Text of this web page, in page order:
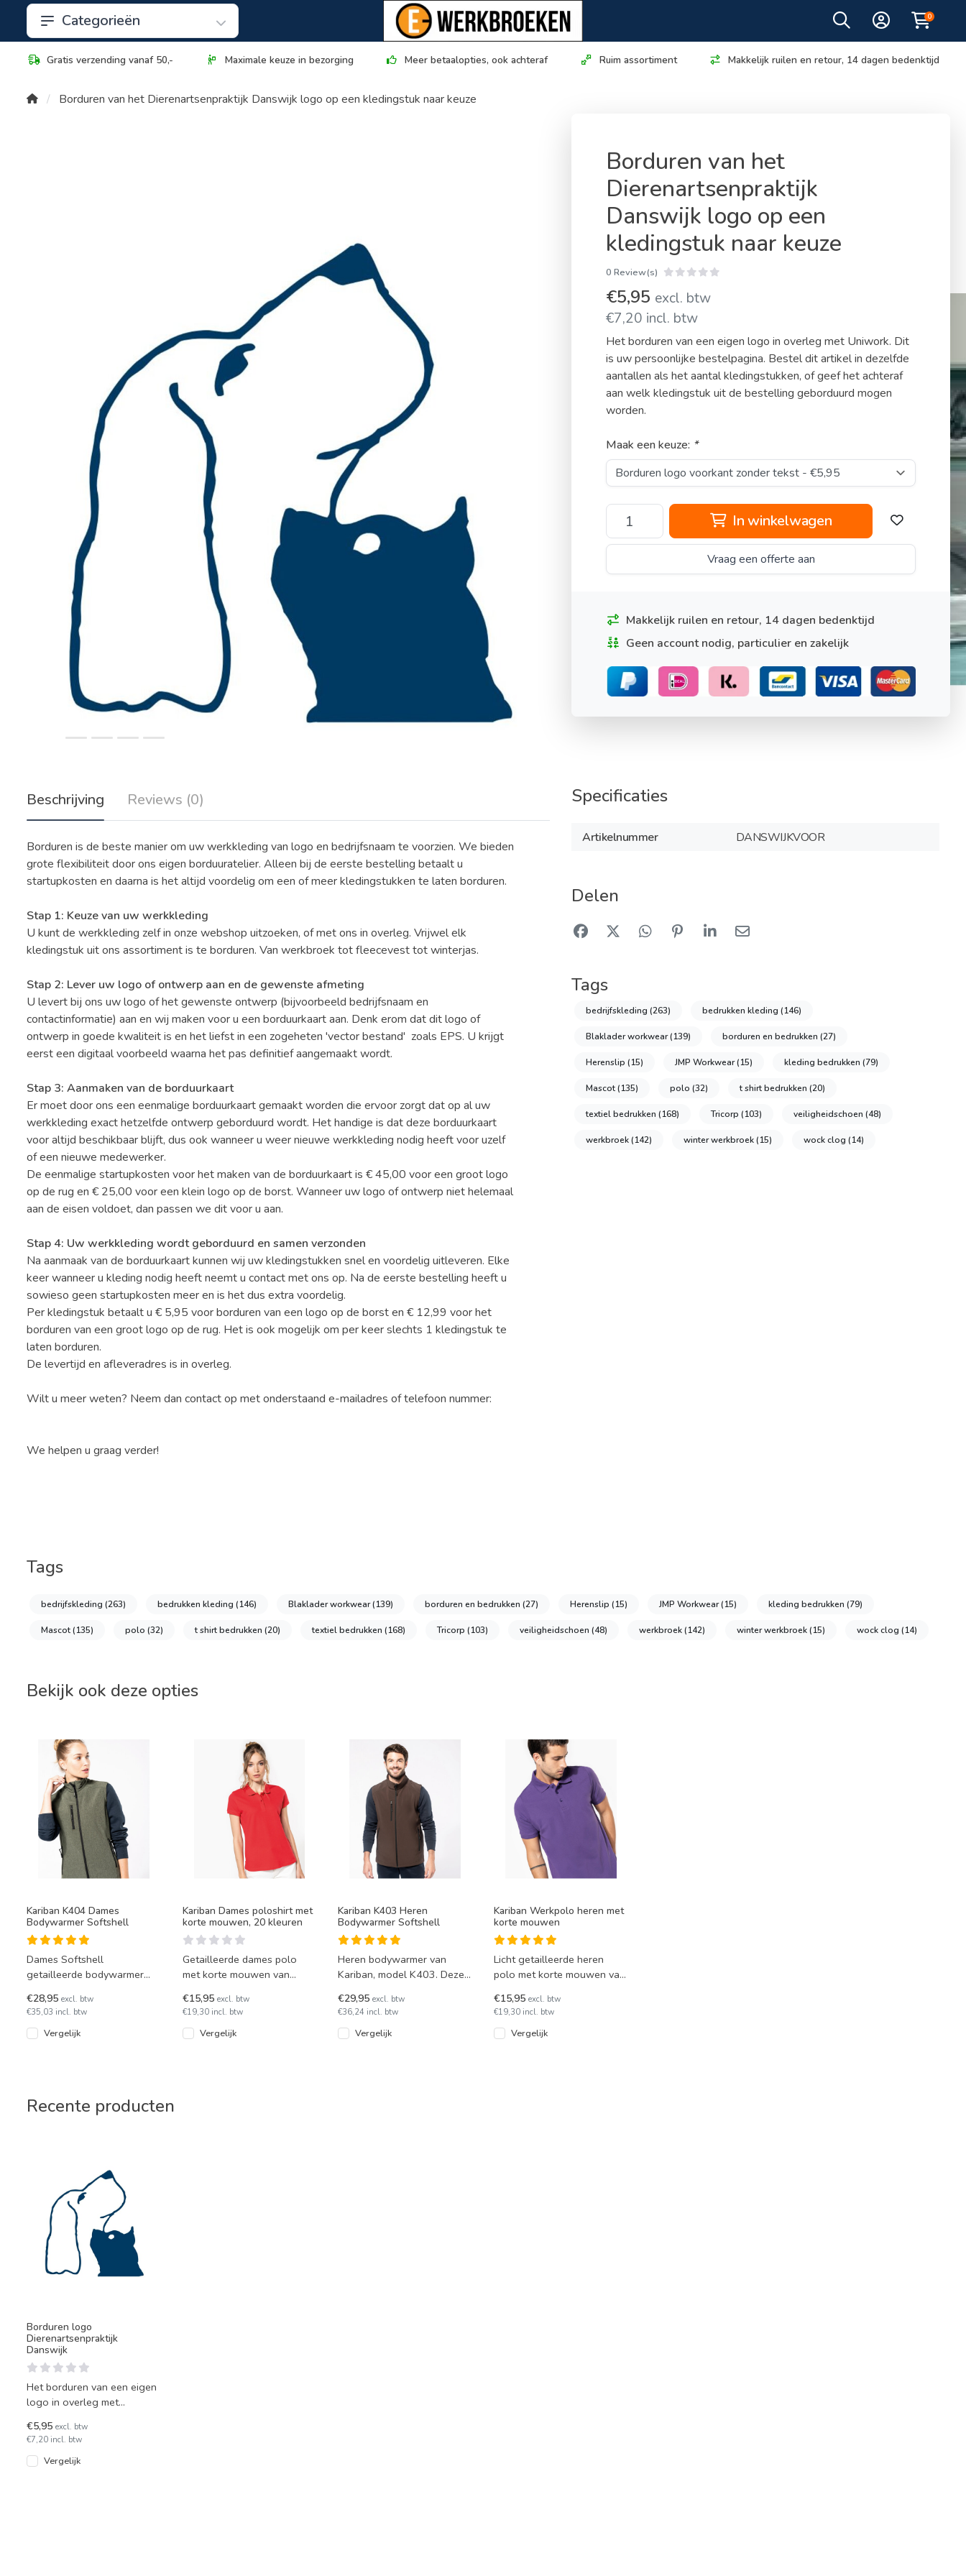
Categorieën 0
Gratis verzending vanaf 50,- Maximale keuze in bezorging Meer betaalopties, ook achteraf Ruim assortiment Makkelijk ruilen en retour, 14 dagen bedenktijd
Borduren van het Dierenartsenpraktijk Danswijk logo op een kledingstuk naar keuze
Borduren van het
Dierenartsenpraktijk
Danswijk logo op een
kledingstuk naar keuze
0 Review(s)
€5,95 excl. btw
€7,20 incl. btw
Het borduren van een eigen logo in overleg met Uniwork. Dit
is uw persoonlijke bestelpagina. Bestel dit artikel in dezelfde
aantallen als het aantal kledingstukken, of geef het achteraf
aan welk kledingstuk uit de bestelling geborduurd mogen
worden.
Maak een keuze: *
In winkelwagen
Vraag een offerte aan
Makkelijk ruilen en retour, 14 dagen bedenktijd
Geen account nodig, particulier en zakelijk
Beschrijving Reviews (0)
Borduren is de beste manier om uw werkkleding van logo en bedrijfsnaam te voorzien. We bieden
grote flexibiliteit door ons eigen borduuratelier. Alleen bij de eerste bestelling betaalt u
startupkosten en daarna is het altijd voordelig om een of meer kledingstukken te laten borduren.
Stap 1: Keuze van uw werkkleding
U kunt de werkkleding zelf in onze webshop uitzoeken, of met ons in overleg. Vrijwel elk
kledingstuk uit ons assortiment is te borduren. Van werkbroek tot fleecevest tot winterjas.
Stap 2: Lever uw logo of ontwerp aan en de gewenste afmeting
U levert bij ons uw logo of het gewenste ontwerp (bijvoorbeeld bedrijfsnaam en
contactinformatie) aan en wij maken voor u een borduurkaart aan. Denk erom dat dit logo of
ontwerp in goede kwaliteit is en het liefst in een zogeheten 'vector bestand' zoals EPS. U krijgt
eerst een digitaal voorbeeld waarna het pas definitief aangemaakt wordt.
Stap 3: Aanmaken van de borduurkaart
Er moet door ons een eenmalige borduurkaart gemaakt worden die ervoor zorgt dat op al uw
werkkleding exact hetzelfde ontwerp geborduurd wordt. Het handige is dat deze borduurkaart
voor altijd beschikbaar blijft, dus ook wanneer u weer nieuwe werkkleding nodig heeft voor uzelf
of een nieuwe medewerker.
De eenmalige startupkosten voor het maken van de borduurkaart is € 45,00 voor een groot logo
op de rug en € 25,00 voor een klein logo op de borst. Wanneer uw logo of ontwerp niet helemaal
aan de eisen voldoet, dan passen we dit voor u aan.
Stap 4: Uw werkkleding wordt geborduurd en samen verzonden
Na aanmaak van de borduurkaart kunnen wij uw kledingstukken snel en voordelig uitleveren. Elke
keer wanneer u kleding nodig heeft neemt u contact met ons op. Na de eerste bestelling heeft u
sowieso geen startupkosten meer en is het dus extra voordelig.
Per kledingstuk betaalt u € 5,95 voor borduren van een logo op de borst en € 12,99 voor het
borduren van een groot logo op de rug. Het is ook mogelijk om per keer slechts 1 kledingstuk te
laten borduren.
De levertijd en afleveradres is in overleg.
Wilt u meer weten? Neem dan contact op met onderstaand e-mailadres of telefoon nummer:
We helpen u graag verder!
Specificaties
Artikelnummer DANSWIJKVOOR
Delen
Tags
bedrijfskleding(263) bedrukken kleding(146)
Blaklader workwear(139) borduren en bedrukken(27)
Herenslip(15) JMP Workwear(15) kleding bedrukken(79)
Mascot(135) polo(32) t shirt bedrukken(20)
textiel bedrukken(168) Tricorp(103) veiligheidschoen(48)
werkbroek(142) winter werkbroek(15) wock clog(14)
Tags
bedrijfskleding (263) bedrukken kleding (146) Blaklader workwear(139) borduren en bedrukken (27) Herenslip (15) JMP Workwear(15) kleding bedrukken (79)
Mascot(135) polo (32) t shirt bedrukken (20) textiel bedrukken (168) Tricorp (103) veiligheidschoen (48) werkbroek(142) winter werkbroek(15) wock clog (14)
Bekijk ook deze opties
Kariban K404 Dames
Bodywarmer Softshell
Dames Softshell
getailleerde bodywarmer
kleuren leverbaar.
€28,95 excl. btw
€35,03 incl. btw
Vergelijk
Kariban Dames poloshirt met
korte mouwen, 20 kleuren
Getailleerde dames polo
met korte mouwen van
leverbaar in 20 kleuren en
€15,95 excl. btw
€19,30 incl. btw
Vergelijk
Kariban K403 Heren
Bodywarmer Softshell
Heren bodywarmer van
Kariban, model K403. Deze
wind- en waterdicht. In 9 kl
€29,95excl. btw
€36,24 incl. btw
Vergelijk
Kariban Werkpolo heren met
korte mouwen
Licht getailleerde heren
polo met korte mouwen van
leverbaar in 21 kleuren en
mat
€15,95 excl. btw
€19,30 incl. btw
Vergelijk
Recente producten
Borduren logo
Dierenartsenpraktijk
Danswijk
Het borduren van een eigen
logo in overleg met
persoonlijke bestelpagina.
Bestel
€5,95 excl. btw
€7,20 incl. btw
Vergelijk